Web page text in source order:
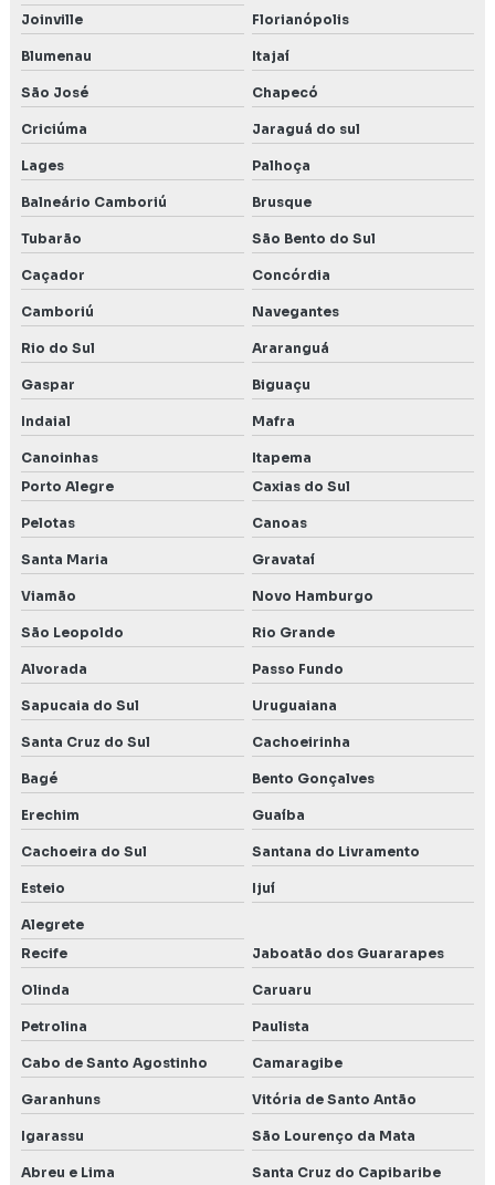
Joinville
Florianópolis
Blumenau Itajaí
São José Chapecó
Criciúma Jaraguá do sul
Lages Palhoça
Balneário Camboriú Brusque
Tubarão São Bento do Sul
Caçador Concórdia
Camboriú Navegantes
Rio do Sul Araranguá
Gaspar Biguaçu
Indaial Mafra
Canoinhas
Itapema
Porto Alegre
Caxias do Sul
Pelotas Canoas
Santa Maria Gravataí
Viamão Novo Hamburgo
São Leopoldo Rio Grande
Alvorada Passo Fundo
Sapucaia do Sul Uruguaiana
Santa Cruz do Sul Cachoeirinha
Bagé Bento Gonçalves
Erechim Guaíba
Cachoeira do Sul Santana do Livramento
Esteio Ijuí
Alegrete
Recife
Jaboatão dos Guararapes
Olinda Caruaru
Petrolina Paulista
Cabo de Santo Agostinho Camaragibe
Garanhuns Vitória de Santo Antão
Igarassu São Lourenço da Mata
Abreu e Lima Santa Cruz do Capibaribe